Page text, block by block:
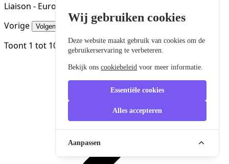
Liaison - Europese subsidies & Financiering
Vorige
Volgende
Toont 1 tot 10 van850 resultaten
Wij gebruiken cookies
Deze website maakt gebruik van cookies om de
gebruikerservaring te verbeteren.
Bekijk onscookiebeleid voor meer informatie.
Essentiële cookies
Alles accepteren
Aanpassen